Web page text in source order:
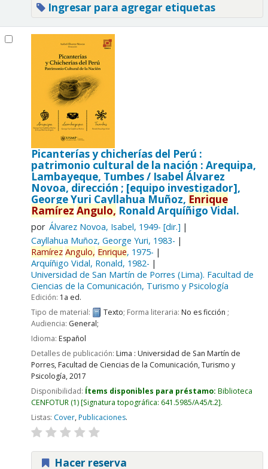
Ingresar para agregar etiquetas
Picanterías y chicherías del Perú :
patrimonio cultural de la nación : Arequipa,
Lambayeque, Tumbes / Isabel Álvarez
Novoa, dirección ; [equipo investigador],
George Yuri Cayllahua Muñoz, Enrique
Ramírez Angulo, Ronald Arquíñigo Vidal.
por Álvarez Novoa, Isabel, 1949- [dir.]
Cayllahua Muñoz, George Yuri, 1983-
Ramírez Angulo, Enrique, 1975-
Arquíñigo Vidal, Ronald, 1982-
Universidad de San Martín de Porres (Lima). Facultad de
Ciencias de la Comunicación, Turismo y Psicología
Edición: 1a ed.
Tipo de material:
Texto; Forma literaria: No es ficción ;
Audiencia: General;
Idioma: Español
Detalles de publicación: Lima : Universidad de San Martín de
Porres, Facultad de Ciencias de la Comunicación, Turismo y
Psicología,2017
Disponibilidad: Ítems disponibles para préstamo: Biblioteca
CENFOTUR(1) Signatura topográfica: 641.5985/A45/t.2 .
Listas: Cover,Publicaciones.
Hacer reserva